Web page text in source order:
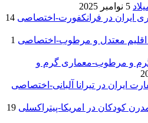
5 نوامبر 2025
ایران در فرانکفورت-اختصاصی 14
اقلیم معتدل و مرطوب-اختصاصی 1
گرم و مرطوب-معماری گرم و
ایران در تیرانا آلبانی-اختصاصی
کودکان در امریکا-پیتراکسلی 19